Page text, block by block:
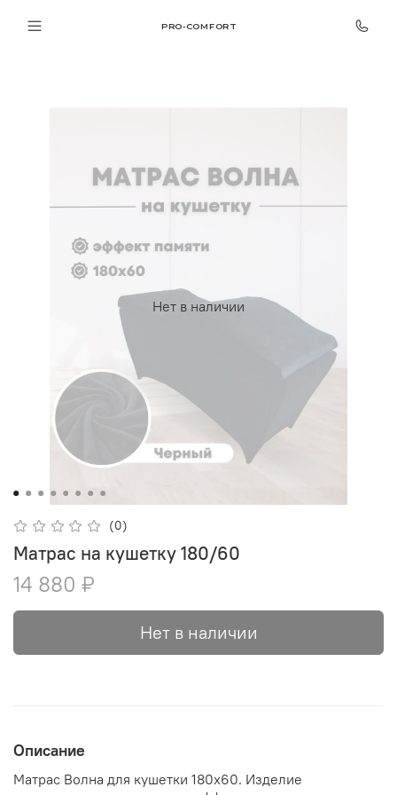
PRO-COMFORT
Нет в наличии
(0)
Матрас на кушетку 180/60
14 880 ₽
Нет в наличии
Описание
Матрас Волна для кушетки 180х60. Изделие